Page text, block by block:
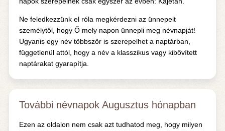
Ne feledkezzünk el róla megkérdezni az ünnepelt
személytől, hogy Ő mely napon ünnepli meg névnapját!
Ugyanis egy név többször is szerepelhet a naptárban,
függetlenül attól, hogy a név a klasszikus vagy kibővített
naptárakat gyarapítja.
További névnapok Augusztus hónapban
Ezen az oldalon nem csak azt tudhatod meg, hogy milyen